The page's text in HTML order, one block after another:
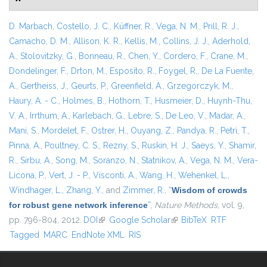
D. Marbach, Costello, J. C., Küffner, R., Vega, N. M., Prill, R. J.,
Camacho, D. M., Allison, K. R., Kellis, M., Collins, J. J., Aderhold,
A., Stolovitzky, G., Bonneau, R., Chen, Y., Cordero, F., Crane, M.,
Dondelinger, F., Drton, M., Esposito, R., Foygel, R., De La Fuente,
A., Gertheiss, J., Geurts, P., Greenfield, A., Grzegorczyk, M.,
Haury, A. - C., Holmes, B., Hothorn, T., Husmeier, D., Huynh-Thu,
V. A., Irrthum, A., Karlebach, G., Lebre, S., De Leo, V., Madar, A.,
Mani, S., Mordelet, F., Ostrer, H., Ouyang, Z., Pandya, R., Petri, T.,
Pinna, A., Poultney, C. S., Rezny, S., Ruskin, H. J., Saeys, Y., Shamir,
R., Sirbu, A., Song, M., Soranzo, N., Statnikov, A., Vega, N. M., Vera-
Licona, P., Vert, J. - P., Visconti, A., Wang, H., Wehenkel, L.,
Windhager, L., Zhang, Y., and Zimmer, R., “Wisdom of crowds
for robust gene network inference”, Nature Methods, vol. 9,
pp. 796-804, 2012. DOI (link is external)
Google Scholar(link is external)
BibTeX RTF
Tagged MARC EndNote XML RIS